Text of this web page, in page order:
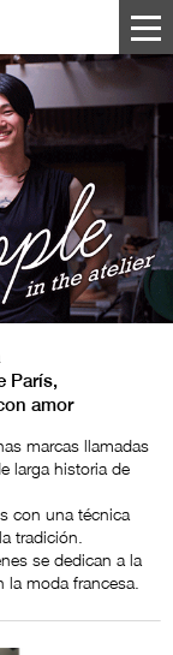
París,
amor
marcas llamadas
larga historia de
con una técnica
tradición.
se dedican a la
moda francesa.